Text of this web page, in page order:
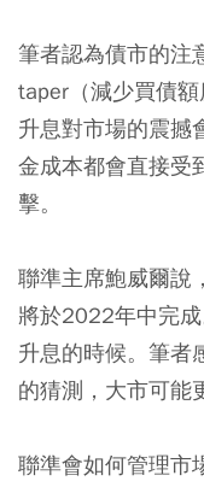
筆者認為債市的注
taper（減少買債額
升息對市場的震撼
金成本都會直接受
擊。
聯準主席鮑威爾說
將於2022年中完
升息的時候。筆者
的猜測，大市可能
聯準會如何管理市